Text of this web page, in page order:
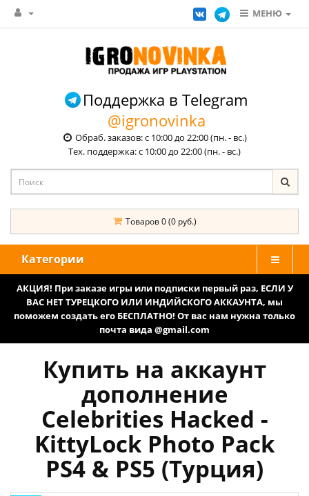
МЕНЮ
Поддержка в Telegram
@igronovinka
Обраб. заказов: с 10:00 до 22:00 (пн. - вс.)
Тех. поддержка: с 10:00 до 22:00 (пн. - вс.)
Товаров 0 (0 руб.)
Категории
АКЦИЯ! При заказе игры или подписки первый раз, ЕСЛИ У
ВАС НЕТ ТУРЕЦКОГО ИЛИ ИНДИЙСКОГО АККАУНТА, мы
поможем создать его БЕСПЛАТНО! От вас нам нужна только
почта вида @gmail.com
Купить на аккаунт
дополнение
Celebrities Hacked -
KittyLock Photo Pack
PS4 & PS5 (Турция)